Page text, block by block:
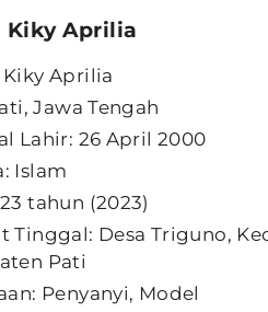
Kiky Aprilia
Kiky Aprilia
Jawa Tengah
Lahir: 26 April 2000
Islam
tahun (2023)
Tinggal: Desa Triguno,
Pati
Penyanyi, Model